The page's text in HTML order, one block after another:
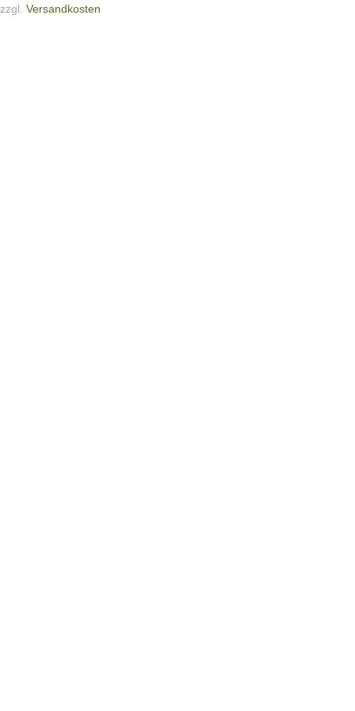
zzgl. Versandkosten